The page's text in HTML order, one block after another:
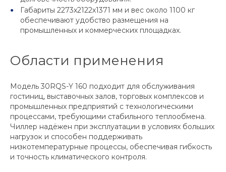
Габариты 2273х2122х1371 мм и вес около 1100 кг
обеспечивают удобство размещения на
промышленных и коммерческих площадках.
Области применения
Модель 30RQS-Y 160 подходит для обслуживания
гостиниц, выставочных залов, торговых комплексов и
промышленных предприятий с технологическими
процессами, требующими стабильного теплообмена.
Чиллер надёжен при эксплуатации в условиях больших
нагрузок и способен поддерживать
низкотемпературные процессы, обеспечивая гибкость
и точность климатического контроля.